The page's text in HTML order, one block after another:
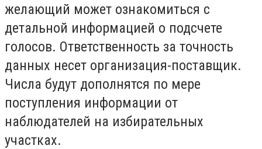
желающий может ознакомиться с
детальной информацией о подсчете
голосов. Ответственность за точность
данных несет организация-поставщик.
Числа будут дополнятся по мере
поступления информации от
наблюдателей на избирательных
участках.